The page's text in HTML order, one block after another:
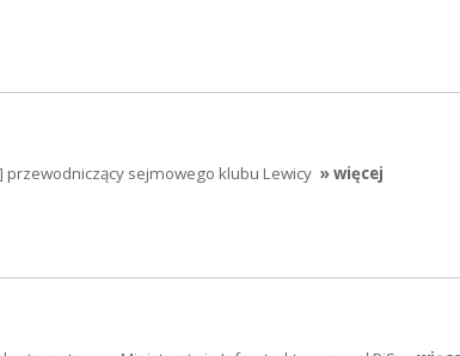
sejmowego klubu Lewicy » więcej